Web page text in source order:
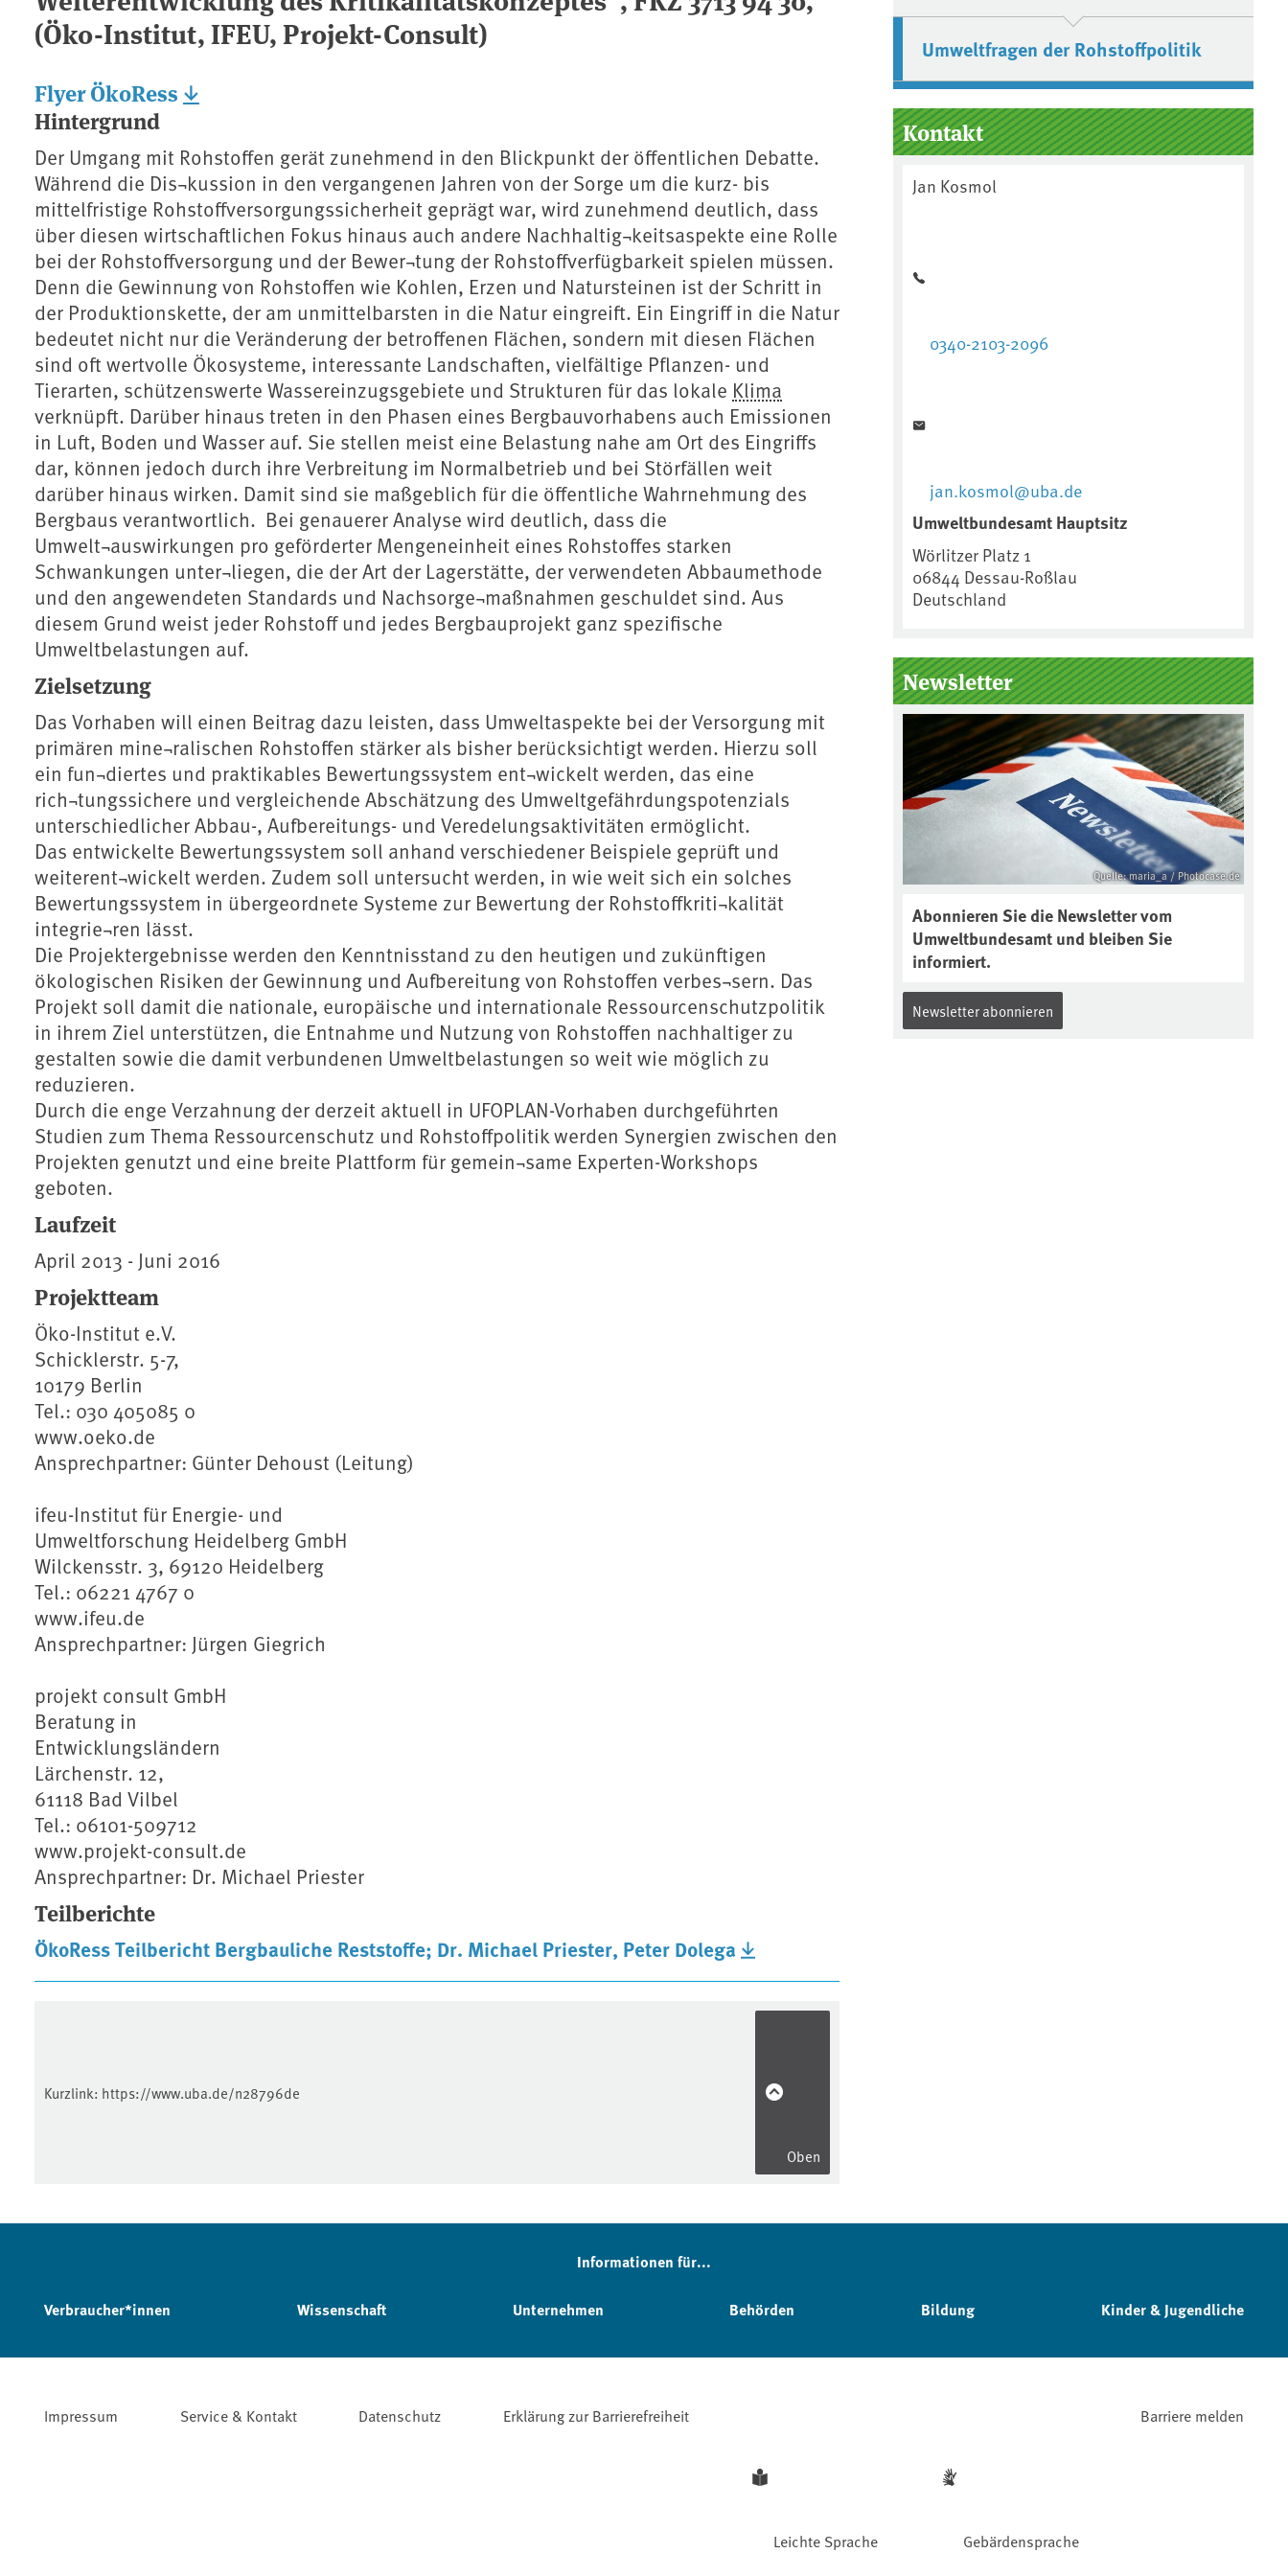
(Öko-Institut, IFEU, Projekt-Consult)
Flyer ÖkoRess
Hintergrund
Der Umgang mit Rohstoffen gerät zunehmend in den Blickpunkt der öffentlichen Debatte.
Während die Dis¬kussion in den vergangenen Jahren von der Sorge um die kurz- bis
mittelfristige Rohstoffversorgungssicherheit geprägt war, wird zunehmend deutlich, dass
über diesen wirtschaftlichen Fokus hinaus auch andere Nachhaltig¬keitsaspekte eine Rolle
bei der Rohstoffversorgung und der Bewer¬tung der Rohstoffverfügbarkeit spielen müssen.
Denn die Gewinnung von Rohstoffen wie Kohlen, Erzen und Natursteinen ist der Schritt in
der Produktionskette, der am unmittelbarsten in die Natur eingreift. Ein Eingriff in die Natur
bedeutet nicht nur die Veränderung der betroffenen Flächen, sondern mit diesen Flächen
sind oft wertvolle Ökosysteme, interessante Landschaften, vielfältige Pflanzen- und
Tierarten, schützenswerte Wassereinzugsgebiete und Strukturen für das lokale Klima
verknüpft. Darüber hinaus treten in den Phasen eines Bergbauvorhabens auch Emissionen
in Luft, Boden und Wasser auf. Sie stellen meist eine Belastung nahe am Ort des Eingriffs
dar, können jedoch durch ihre Verbreitung im Normalbetrieb und bei Störfällen weit
darüber hinaus wirken. Damit sind sie maßgeblich für die öffentliche Wahrnehmung des
Bergbaus verantwortlich. Bei genauerer Analyse wird deutlich, dass die
Umwelt¬auswirkungen pro geförderter Mengeneinheit eines Rohstoffes starken
Schwankungen unter¬liegen, die der Art der Lagerstätte, der verwendeten Abbaumethode
und den angewendeten Standards und Nachsorge¬maßnahmen geschuldet sind. Aus
diesem Grund weist jeder Rohstoff und jedes Bergbauprojekt ganz spezifische
Umweltbelastungen auf.
Zielsetzung
Das Vorhaben will einen Beitrag dazu leisten, dass Umweltaspekte bei der Versorgung mit
primären mine¬ralischen Rohstoffen stärker als bisher berücksichtigt werden. Hierzu soll
ein fun¬diertes und praktikables Bewertungssystem ent¬wickelt werden, das eine
rich¬tungssichere und vergleichende Abschätzung des Umweltgefährdungspotenzials
unterschiedlicher Abbau-, Aufbereitungs- und Veredelungsaktivitäten ermöglicht.
Das entwickelte Bewertungssystem soll anhand verschiedener Beispiele geprüft und
weiterent¬wickelt werden. Zudem soll untersucht werden, in wie weit sich ein solches
Bewertungssystem in übergeordnete Systeme zur Bewertung der Rohstoffkriti¬kalität
integrie¬ren lässt.
Die Projektergebnisse werden den Kenntnisstand zu den heutigen und zukünftigen
ökologischen Risiken der Gewinnung und Aufbereitung von Rohstoffen verbes¬sern. Das
Projekt soll damit die nationale, europäische und internationale Ressourcenschutzpolitik
in ihrem Ziel unterstützen, die Entnahme und Nutzung von Rohstoffen nachhaltiger zu
gestalten sowie die damit verbundenen Umweltbelastungen so weit wie möglich zu
reduzieren.
Durch die enge Verzahnung der derzeit aktuell in UFOPLAN-Vorhaben durchgeführten
Studien zum Thema Ressourcenschutz und Rohstoffpolitik werden Synergien zwischen den
Projekten genutzt und eine breite Plattform für gemein¬same Experten-Workshops
geboten.
Laufzeit
April 2013 - Juni 2016
Projektteam
Öko-Institut e.V.
Schicklerstr. 5-7,
10179 Berlin
Tel.: 030 405085 0
www.oeko.de
Ansprechpartner: Günter Dehoust (Leitung)
ifeu-Institut für Energie- und
Umweltforschung Heidelberg GmbH
Wilckensstr. 3, 69120 Heidelberg
Tel.: 06221 4767 0
www.ifeu.de
Ansprechpartner: Jürgen Giegrich
projekt consult GmbH
Beratung in
Entwicklungsländern
Lärchenstr. 12,
61118 Bad Vilbel
Tel.: 06101-509712
www.projekt-consult.de
Ansprechpartner: Dr. Michael Priester
Teilberichte
ÖkoRess Teilbericht Bergbauliche Reststoffe; Dr. Michael Priester, Peter Dolega
Umweltfragen der Rohstoffpolitik
Kontakt
Jan Kosmol
0340-2103-2096
jan.kosmol@uba.de
Umweltbundesamt Hauptsitz
Wörlitzer Platz 1
06844 Dessau-Roßlau
Deutschland
Newsletter
Quelle: maria_a / Photocase.de
Abonnieren Sie die Newsletter vom
Umweltbundesamt und bleiben Sie
informiert.
Newsletter abonnieren
Kurzlink: https://www.uba.de/n28796de
Oben
Informationen für...
Verbraucher*innen Wissenschaft Unternehmen Behörden Bildung Kinder & Jugendliche
Impressum Service & Kontakt Datenschutz Erklärung zur Barrierefreiheit
Leichte Sprache Gebärdensprache
Barriere melden